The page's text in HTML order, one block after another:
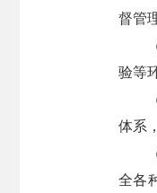
督管
验等
体系
全各